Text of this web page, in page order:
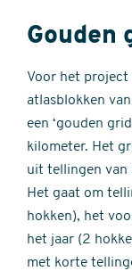
Gouden
Voor het project
atlasblokken
een ‘gouden
kilometer. Het
uit tellingen van
Het gaat om
hokken), het
het jaar (2
met korte